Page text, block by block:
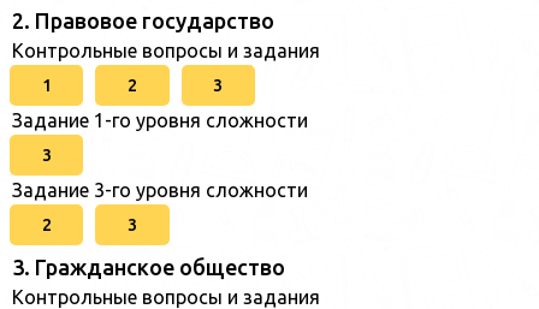
2. Правовое государство
Контрольные вопросы и задания
1 2 3
Задание 1-го уровня сложности
3
Задание 3-го уровня сложности
2 3
3. Гражданское общество
Контрольные вопросы и задания